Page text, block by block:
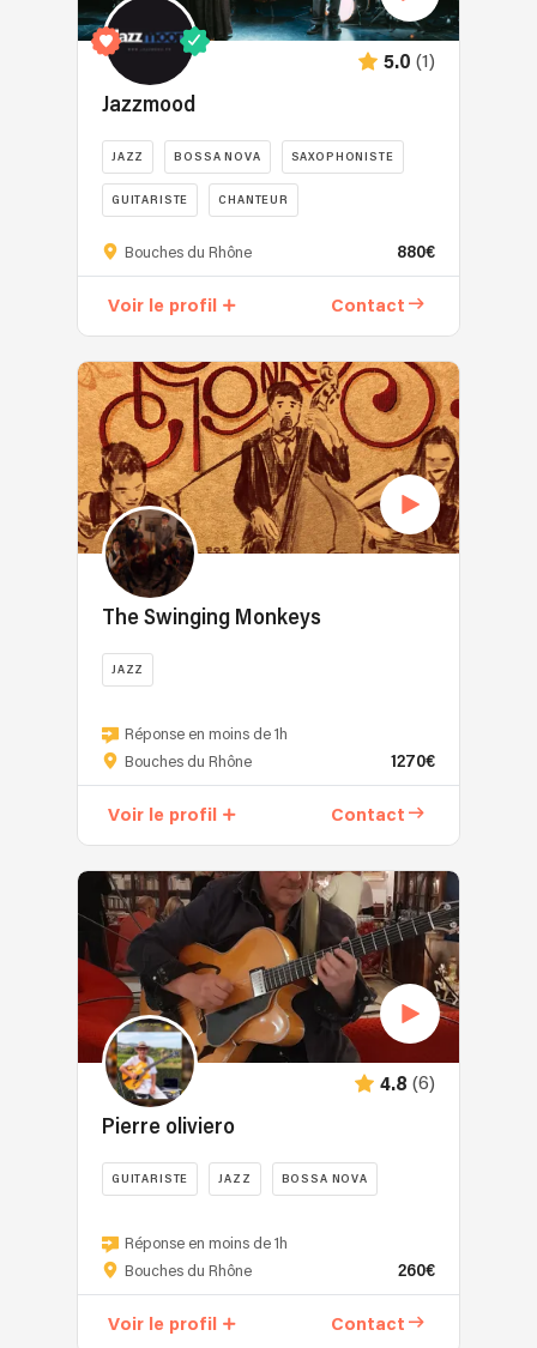
5.0 (1)
Jazzmood
JAZZ BOSSA NOVA SAXOPHONISTE
GUITARISTE CHANTEUR
Bouches du Rhône 880€
Voir le profil Contact
The Swinging Monkeys
JAZZ
Réponse en moins de 1h
Bouches du Rhône
1270€
Voir le profil Contact
4.8 (6)
Pierre oliviero
GUITARISTE JAZZ BOSSA NOVA
Réponse en moins de 1h
Bouches du Rhône
260€
Voir le profil Contact